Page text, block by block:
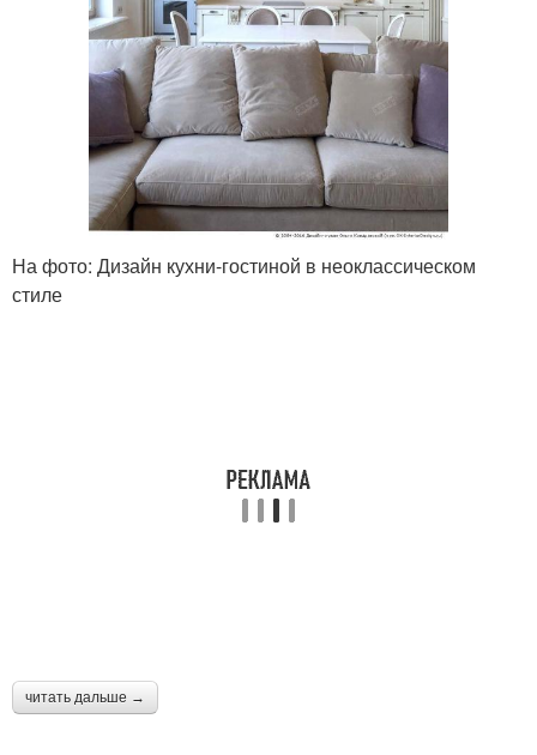
На фото: Дизайн кухни-гостиной в неоклассическом
стиле
читать дальше →